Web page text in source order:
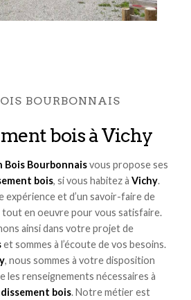
BOURBONNAIS
bois à Vichy
Bois Bourbonnaisvous propose ses
bois, si vous habitez à Vichy.
expérience et d’un savoir-faire de
en oeuvre pour vous satisfaire.
ainsi dans votre projet de
et sommes à l’écoute de vos besoins.
, nous sommes à votre disposition
renseignements nécessaires à
bois. Notre métier est